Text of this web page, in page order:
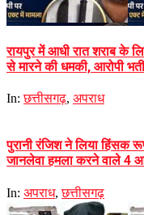
रायपुर में आधी रात शराब के
से मारने की धमकी, आरोपी
In: छत्तीसगढ़, अपराध
पुरानी रंजिश ने लिया हिंसक
जानलेवा हमला करने वाले 4
In: अपराध,छत्तीसगढ़